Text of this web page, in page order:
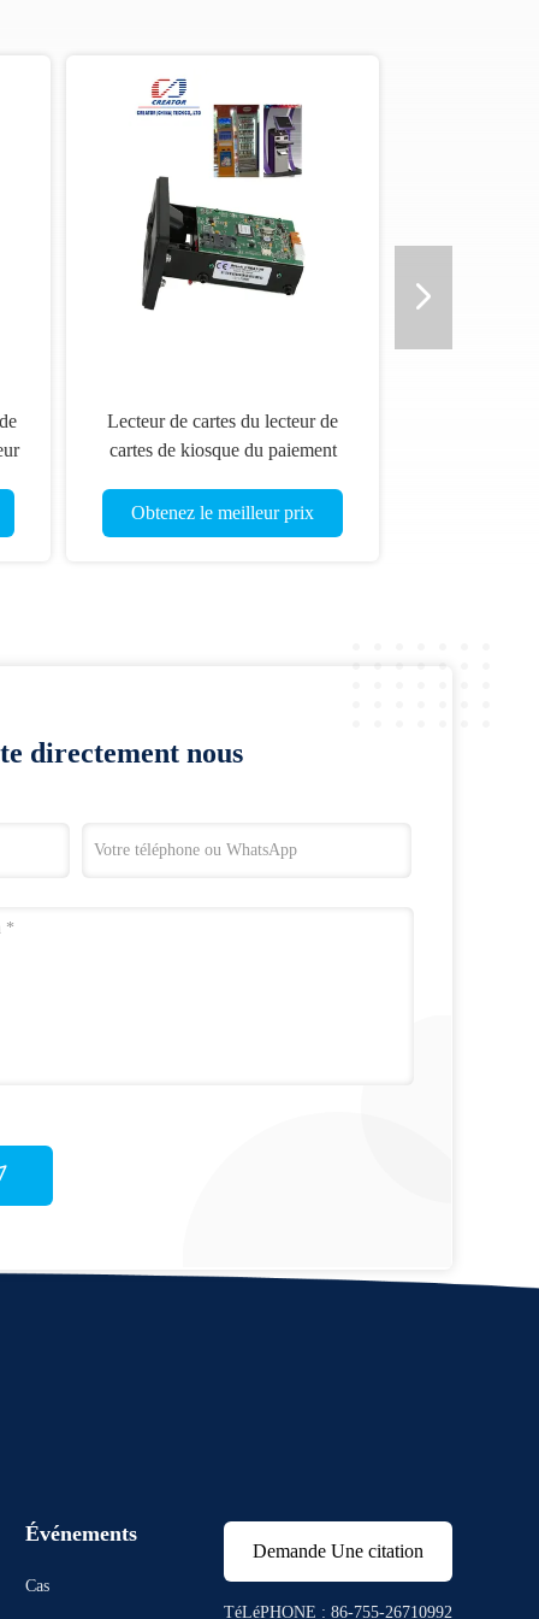
Lecteur de cartes du lecteur de
cartes de kiosque du paiement
d'OIN/atmosphère IC
Obtenez le meilleur prix
directement nous
Événements
Cas
Demande Une citation
TéLéPHONE : 86-755-26710992